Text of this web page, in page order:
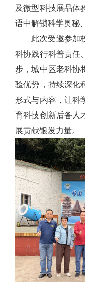
及微型科技展品体
语中解锁科学奥秘
此次受邀参加
科协践行科普责任
步，城中区老科协
验优势，持续深化
形式与内容，让科
育科技创新后备人
展贡献银发力量。